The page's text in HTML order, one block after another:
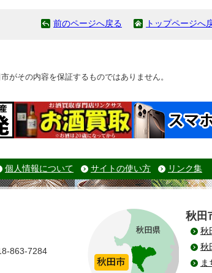
前のページへ戻る トップページへ
がその内容を保証するものではありません。
個人情報について サイトの使い方 リンク集
863-7284
秋田
秋
秋
ま